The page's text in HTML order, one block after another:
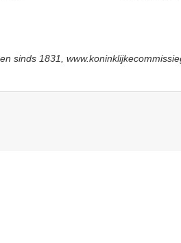
sinds 1831,